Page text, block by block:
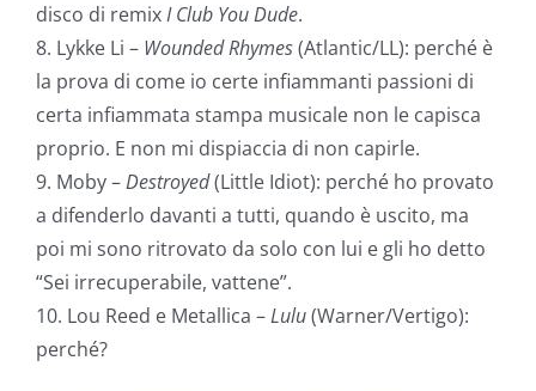
disco di remixI Club You Dude.
8. Lykke Li – Wounded Rhymes(Atlantic/LL): perché è
la prova di come io certe infiammanti passioni di
certa infiammata stampa musicale non le capisca
proprio. E non mi dispiaccia di non capirle.
9. Moby –Destroyed(Little Idiot): perché ho provato
a difenderlo davanti a tutti, quando è uscito, ma
poi mi sono ritrovato da solo con lui e gli ho detto
“Sei irrecuperabile, vattene”.
10. Lou Reed e Metallica –Lulu(Warner/Vertigo):
perché?